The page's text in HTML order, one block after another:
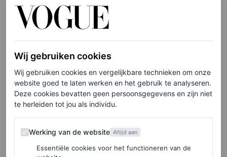
©WOMEN’S FORUM / PRODIGIOUS
Wat beauty betreft, benadrukte ze haar natuurlijke glans,
Wij gebruiken cookies
Wij gebruiken cookies en vergelijkbare technieken om onze
website goed te laten werken en het gebruik te analyseren.
Deze cookies bevatten geen persoonsgegevens en zijn niet
te herleiden tot jou als individu.
Werking van de website
Werking van de website Altijd aan
Essentiële cookies voor het functioneren van de